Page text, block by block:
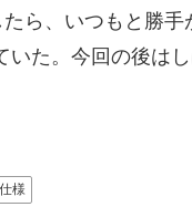
ら、いつもと勝
いた。今回の後は
仕様